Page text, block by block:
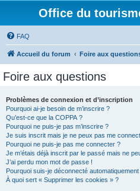
Office du
FAQ
Accueil du forum Foire aux
Foire aux questions
Problèmes de connexion et d’inscription
Pourquoi ai-je besoin de m’inscrire ?
Qu’est-ce que la COPPA ?
Pourquoi ne puis-je pas m’inscrire ?
Je suis inscrit mais je ne peux pas me
Pourquoi ne puis-je pas me connecter ?
Je m’étais déjà inscrit par le passé mais ne
J’ai perdu mon mot de passe !
Pourquoi suis-je déconnecté automatiquement
À quoi sert « Supprimer les cookies » ?